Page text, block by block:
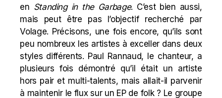
en Standing in the Garbage. C’est bien aussi,
mais peut être pas l’objectif recherché par
Volage. Précisons, une fois encore, qu’ils sont
peu nombreux les artistes à exceller dans deux
styles différents. Paul Rannaud, le chanteur, a
plusieurs fois démontré qu’il était un artiste
hors pair et multi-talents, mais allait-il parvenir
à maintenir le flux sur un EP de folk ? Le groupe